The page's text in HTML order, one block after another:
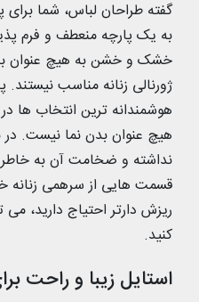
گفته طراحان لباس، شما
به یک پارچه منعطف و فرم
خشک و خشن به هیچ عنوان
ژورنالی زنانه مناسب نیستند.
هوشمندانه ترین انتخاب ها
هیچ عنوان بدن نما نیست. در
نداشته و ضخامت آن به
قسمت هایی از سرهمی زنانه
ریزش دارتر احتیاج دارید،
کنید.
استایل زیبا و راحت